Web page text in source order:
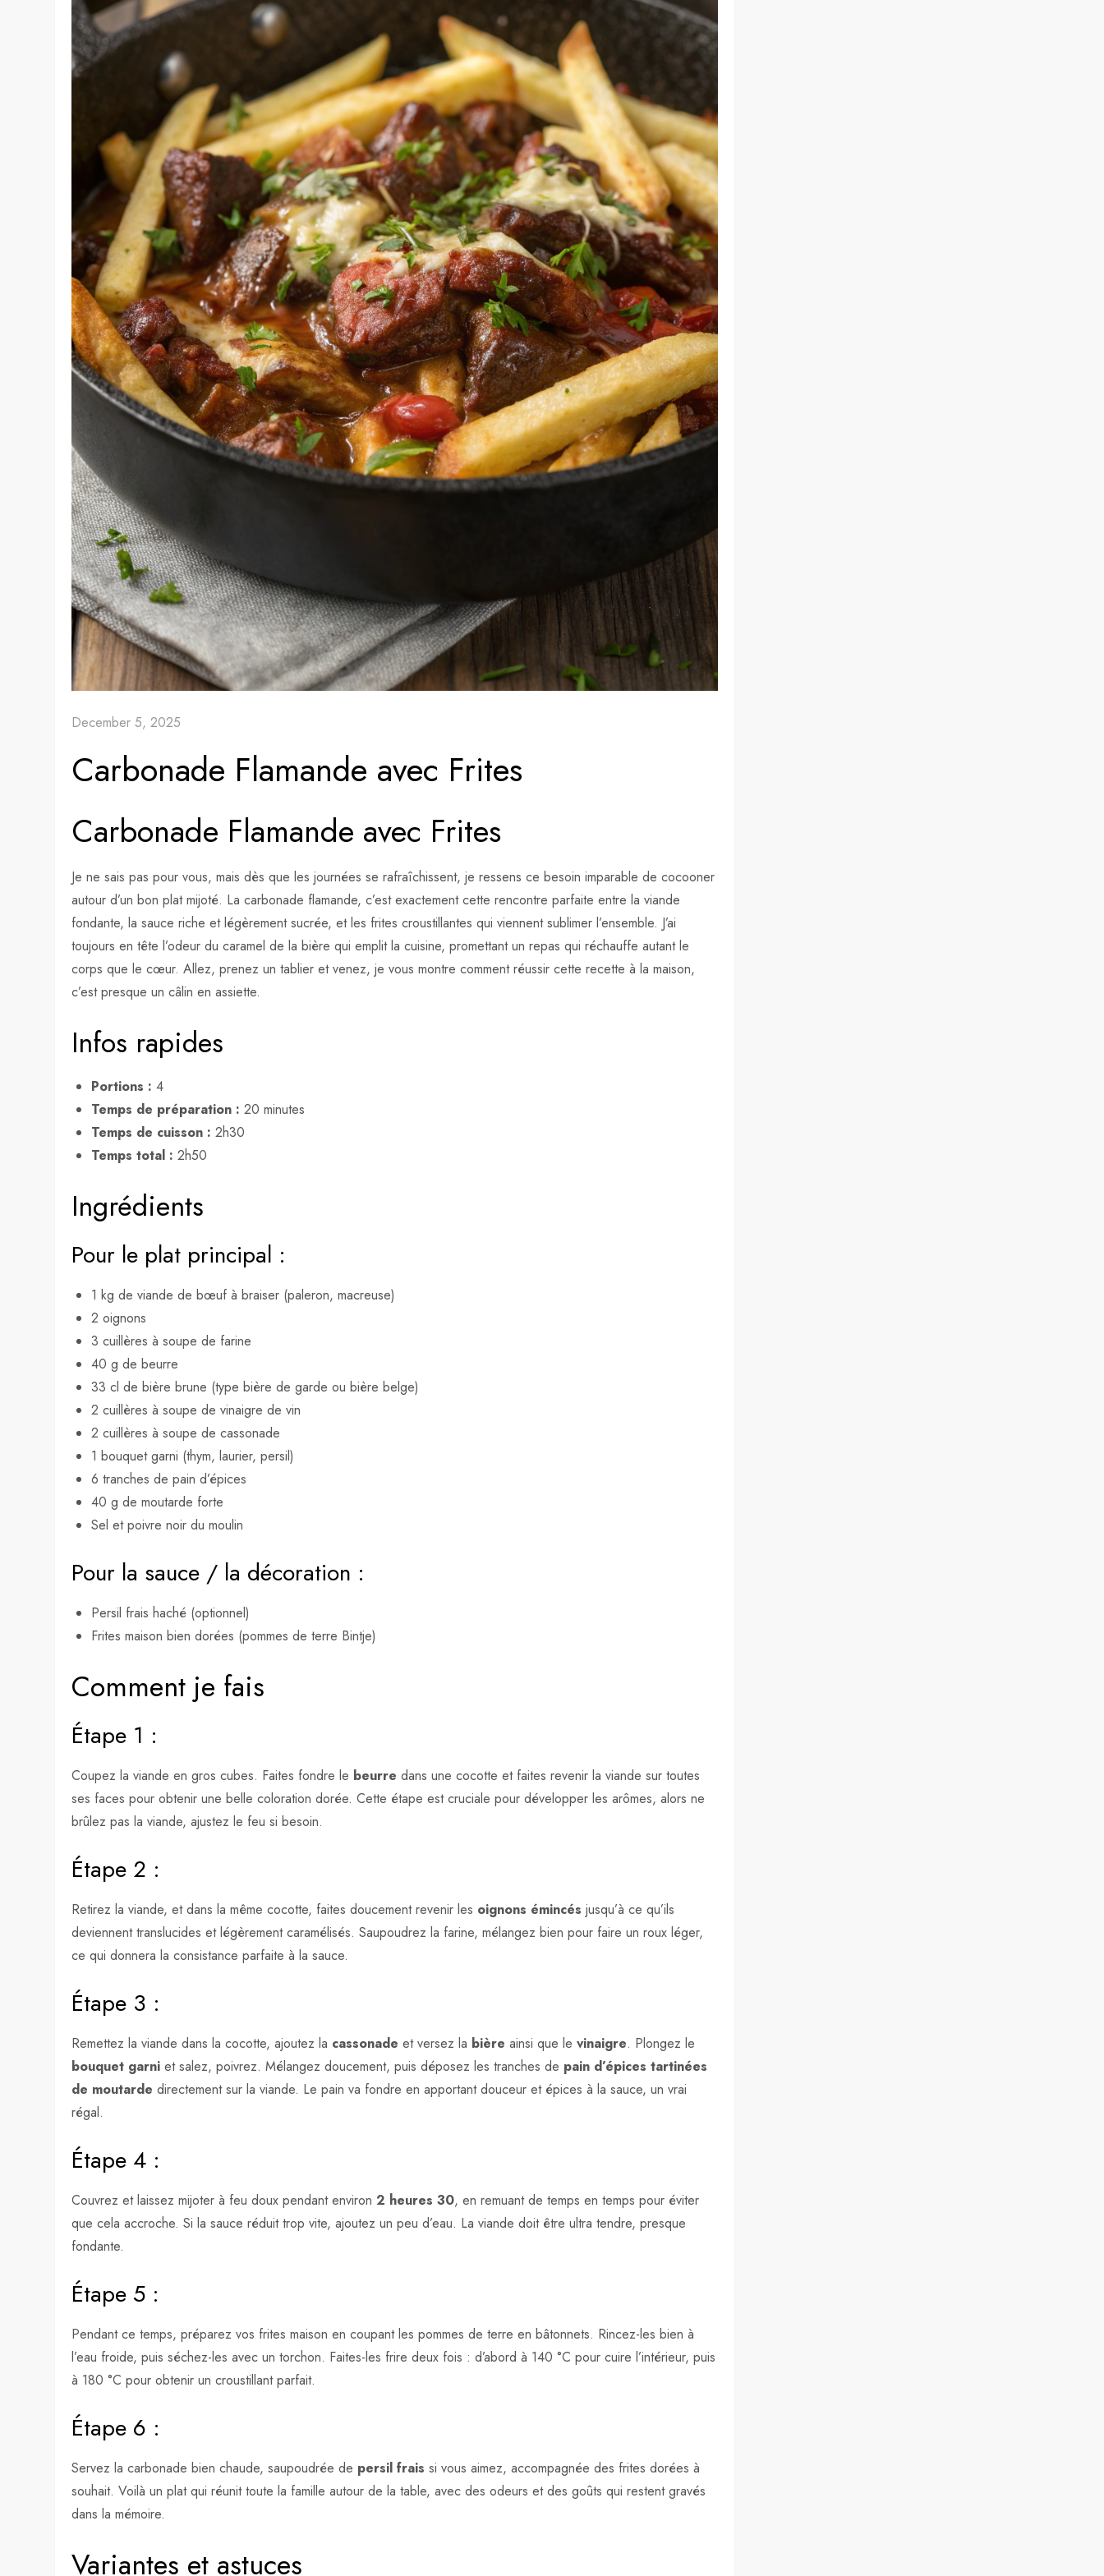
December 5, 2025
Carbonade Flamande avec Frites
Carbonade Flamande avec Frites
Je ne sais pas pour vous, mais dès que les journées se rafraîchissent, je ressens ce besoin imparable de cocooner
autour d’un bon plat mijoté. La carbonade flamande, c’est exactement cette rencontre parfaite entre la viande
fondante, la sauce riche et légèrement sucrée, et les frites croustillantes qui viennent sublimer l’ensemble. J’ai
toujours en tête l’odeur du caramel de la bière qui emplit la cuisine, promettant un repas qui réchauffe autant le
corps que le cœur. Allez, prenez un tablier et venez, je vous montre comment réussir cette recette à la maison,
c’est presque un câlin en assiette.
Infos rapides
Portions : 4
Temps de préparation : 20 minutes
Temps de cuisson : 2h30
Temps total : 2h50
Ingrédients
Pour le plat principal :
1 kg de viande de bœuf à braiser (paleron, macreuse)
2 oignons
3 cuillères à soupe de farine
40 g de beurre
33 cl de bière brune (type bière de garde ou bière belge)
2 cuillères à soupe de vinaigre de vin
2 cuillères à soupe de cassonade
1 bouquet garni (thym, laurier, persil)
6 tranches de pain d’épices
40 g de moutarde forte
Sel et poivre noir du moulin
Pour la sauce / la décoration :
Persil frais haché (optionnel)
Frites maison bien dorées (pommes de terre Bintje)
Comment je fais
Étape 1 :
Coupez la viande en gros cubes. Faites fondre le beurre dans une cocotte et faites revenir la viande sur toutes
ses faces pour obtenir une belle coloration dorée. Cette étape est cruciale pour développer les arômes, alors ne
brûlez pas la viande, ajustez le feu si besoin.
Étape 2 :
Retirez la viande, et dans la même cocotte, faites doucement revenir les oignons émincés jusqu’à ce qu’ils
deviennent translucides et légèrement caramélisés. Saupoudrez la farine, mélangez bien pour faire un roux léger,
ce qui donnera la consistance parfaite à la sauce.
Étape 3 :
Remettez la viande dans la cocotte, ajoutez la cassonade et versez la bière ainsi que levinaigre. Plongez le
bouquet garni et salez, poivrez. Mélangez doucement, puis déposez les tranches de pain d’épices tartinées
de moutarde directement sur la viande. Le pain va fondre en apportant douceur et épices à la sauce, un vrai
régal.
Étape 4 :
Couvrez et laissez mijoter à feu doux pendant environ2 heures 30, en remuant de temps en temps pour éviter
que cela accroche. Si la sauce réduit trop vite, ajoutez un peu d’eau. La viande doit être ultra tendre, presque
fondante.
Étape 5 :
Pendant ce temps, préparez vos frites maison en coupant les pommes de terre en bâtonnets. Rincez-les bien à
l’eau froide, puis séchez-les avec un torchon. Faites-les frire deux fois : d’abord à 140 °C pour cuire l’intérieur, puis
à 180 °C pour obtenir un croustillant parfait.
Étape 6 :
Servez la carbonade bien chaude, saupoudrée de persil frais si vous aimez, accompagnée des frites dorées à
souhait. Voilà un plat qui réunit toute la famille autour de la table, avec des odeurs et des goûts qui restent gravés
dans la mémoire.
Variantes et astuces